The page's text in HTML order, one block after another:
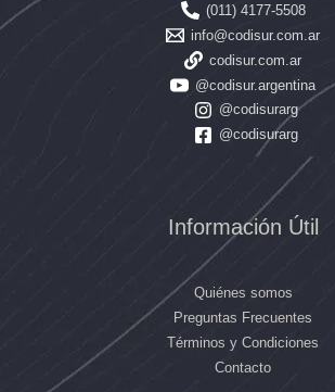
(011) 4177-5508
info@codisur.com.ar
codisur.com.ar
@codisur.argentina
@codisurarg
@codisurarg
Información Útil
Quiénes somos
Preguntas Frecuentes
Términos y Condiciones
Contacto